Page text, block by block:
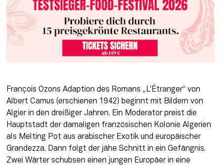
François Ozons Adaption des Romans „L’Étranger“ von
Albert Camus (erschienen 1942) beginnt mit Bildern von
Algier in den dreißiger Jahren. Ein Moderator preist die
Hauptstadt der damaligen französischen Kolonie Algerien
als Melting Pot aus arabischer Exotik und europäischer
Grandezza. Dann folgt der jähe Schnitt in ein Gefängnis.
Zwei Wärter schubsen einen jungen Europäer in eine